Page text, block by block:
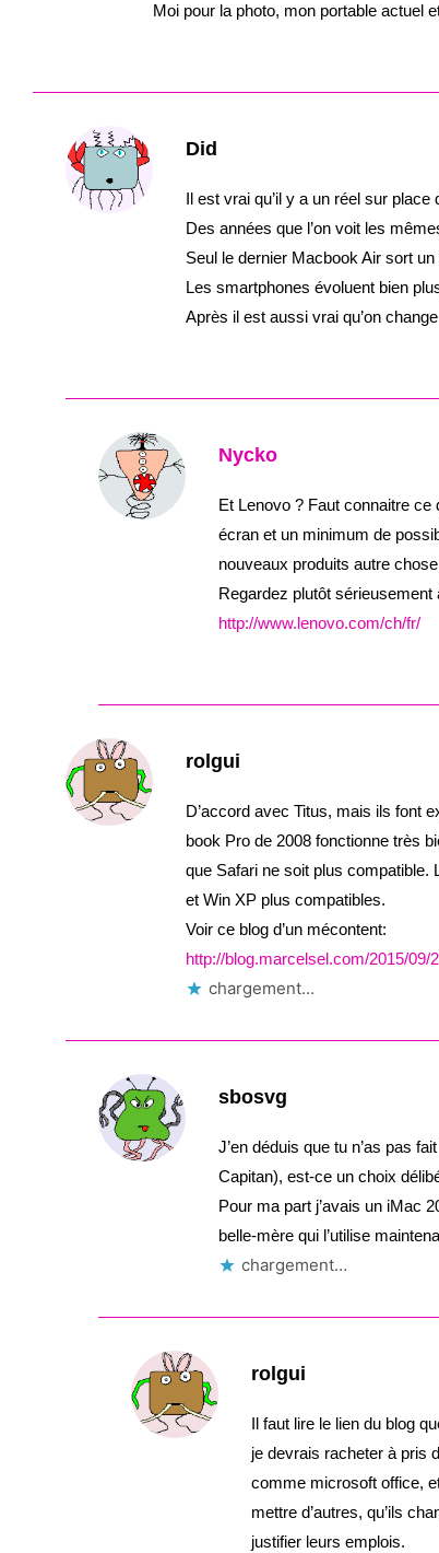
Moi pour la photo, mon portable actuel
Did
Il est vrai qu’il y a un réel sur
Des années que l’on voit les
Seul le dernier Macbook Air sort
Les smartphones évoluent bien
Après il est aussi vrai qu’on
Nycko
Et Lenovo ? Faut connaitre
écran et un minimum de
nouveaux produits autre
Regardez plutôt
http://www.lenovo.com/ch/fr/
rolgui
D’accord avec Titus, mais ils font
book Pro de 2008 fonctionne très
que Safari ne soit plus
et Win XP plus compatibles.
Voir ce blog d’un mécontent:
http://blog.marcelsel.com/2015/
chargement…
sbosvg
J’en déduis que tu n’as pas
Capitan), est-ce un choix
Pour ma part j’avais un iMac
belle-mère qui l’utilise
chargement…
rolgui
Il faut lire le lien du blog
je devrais racheter à pris
comme microsoft office,
mettre d’autres, qu’ils
justifier leurs emplois.